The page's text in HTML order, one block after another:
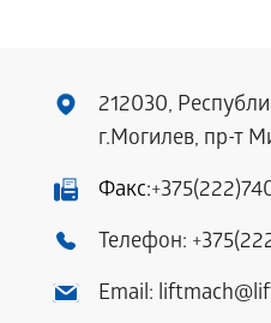
212030,
г.Могилев, пр-т
Факс:
Телефон:
Email: